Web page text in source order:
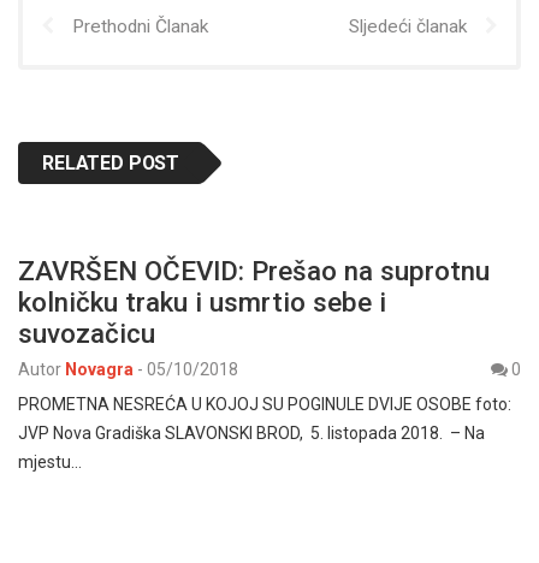
Prethodni Članak Sljedeći članak
RELATED POST
ZAVRŠEN OČEVID: Prešao na suprotnu
kolničku traku i usmrtio sebe i
suvozačicu
Autor Novagra - 05/10/2018
0
PROMETNA NESREĆA U KOJOJ SU POGINULE DVIJE OSOBE foto:
JVP Nova Gradiška SLAVONSKI BROD, 5. listopada 2018. – Na
mjestu…